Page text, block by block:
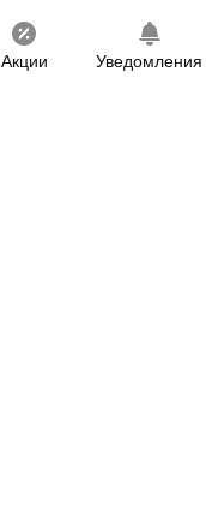
Акции Уведомления